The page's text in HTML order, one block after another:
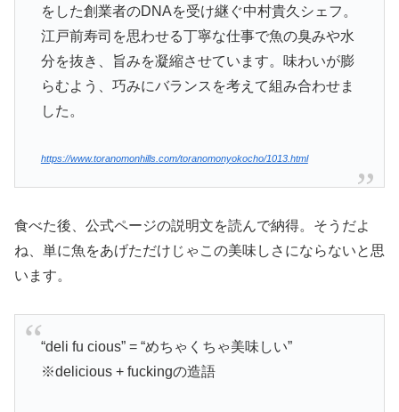
をした創業者のDNAを受け継ぐ中村貴久シェフ。
江戸前寿司を思わせる丁寧な仕事で魚の臭みや水
分を抜き、旨みを凝縮させています。味わいが膨
らむよう、巧みにバランスを考えて組み合わせま
した。
https://www.toranomonhills.com/toranomonyokocho/1013.html
食べた後、公式ページの説明文を読んで納得。そうだよ
ね、単に魚をあげただけじゃこの美味しさにならないと思
います。
“deli fu cious” = “めちゃくちゃ美味しい”
※delicious + fuckingの造語